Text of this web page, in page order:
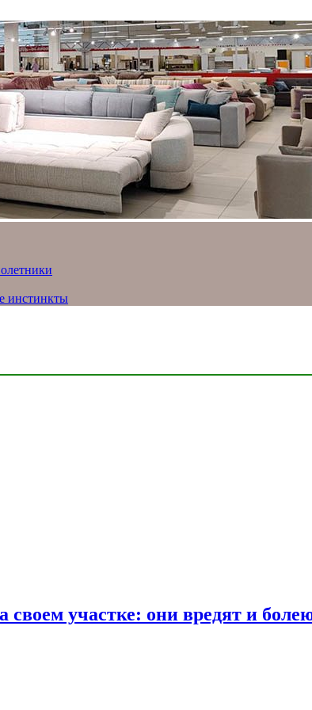
инстинкты
своем участке: они вредят и